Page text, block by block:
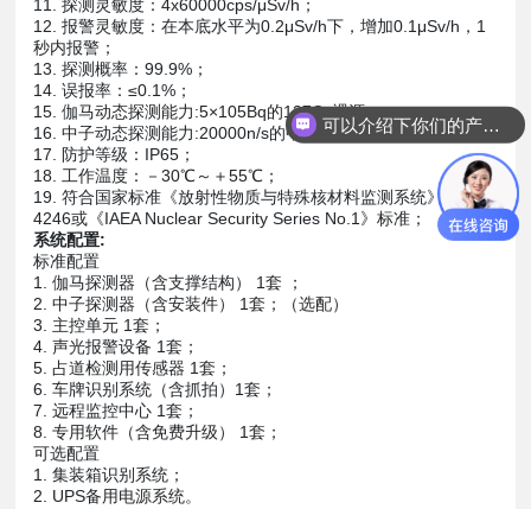
11. 探测灵敏度：4x60000cps/μSv/h；
12. 报警灵敏度：在本底水平为0.2μSv/h下，增加0.1μSv/h，1
秒内报警；
13. 探测概率：99.9%；
14. 误报率：≤0.1%；
15. 伽马动态探测能力:5×105Bq的137Cs裸源；
16. 中子动态探测能力:20000n/s的中子源（252Cf）；
17. 防护等级：IP65；
18. 工作温度：－30℃～＋55℃；
19. 符合国家标准《放射性物质与特殊核材料监测系统》GBT 2
4246或《IAEA Nuclear Security Series No.1》标准；
系统配置:
标准配置
1. 伽马探测器（含支撑结构） 1套 ；
2. 中子探测器（含安装件） 1套；（选配）
3. 主控单元 1套；
4. 声光报警设备 1套；
5. 占道检测用传感器 1套；
6. 车牌识别系统（含抓拍）1套；
7. 远程监控中心 1套；
8. 专用软件（含免费升级） 1套；
可选配置
1. 集装箱识别系统；
2. UPS备用电源系统。
可以介绍下你们的产品么？